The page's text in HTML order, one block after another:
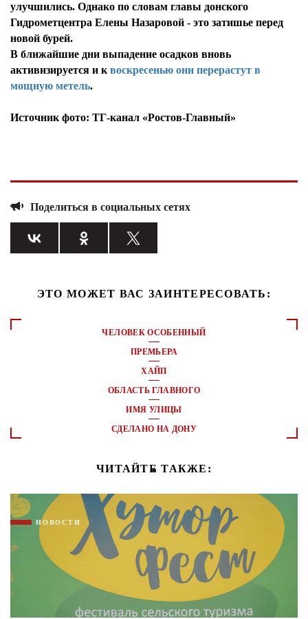
улучшились. Однако по словам главы донского
Гидрометцентра Елены Назаровой - это затишье перед
новой бурей.
В ближайшие дни выпадение осадков вновь
активизируется и к воскресенью они перерастут в
мощную метель.
Источник фото: ТГ-канал «Ростов-Главный»
Поделиться в социальных сетях
ЭТО МОЖЕТ ВАС ЗАИНТЕРЕСОВАТЬ:
ЧЕЛОВЕК ОСОБЕННЫЙ
ПРЕМЬЕРА
ХАЙП
ОБЛАСТЬ ГЛАВНОГО
ИМЯ УЛИЦЫ
СДЕЛАНО НА ДОНУ
ЧИТАЙТЕ ТАКЖЕ:
НОВОСТИ